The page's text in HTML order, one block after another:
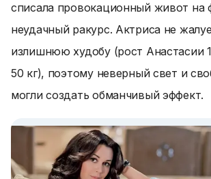
списала провокационный живот на
неудачный ракурс. Актриса не
излишнюю худобу (рост Анастасии
50 кг), поэтому неверный свет и
могли создать обманчивый эффект.